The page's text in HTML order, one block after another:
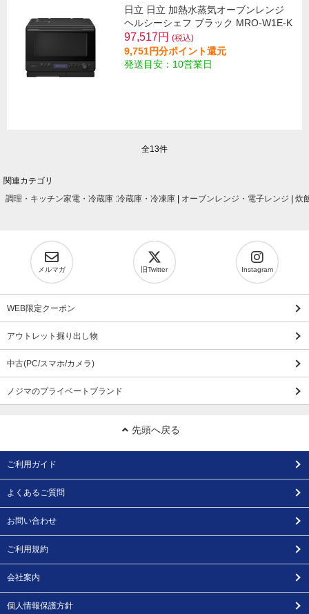
日立 日立 加熱水蒸気オーブンレンジ
ヘルシーシェフ ブラック MRO-W1E-K
97,517円 (税込)
9,751円分ポイント還元
発送目安：10営業日
全13件
関連カテゴリ
調理・キッチン家電・冷蔵庫 :冷蔵庫・冷凍庫 | オーブンレンジ・電子レンジ | 炊
メルマガ 旧Twitter Instagram
WEB限定クーポン
アウトレット掘り出し物
中古(PC/スマホ/カメラ)
ノジマのプライベートブランド
先頭へ戻る
ご利用ガイド
よくあるご質問
お問い合わせ
ご利用規約
会社案内
個人情報保護方針